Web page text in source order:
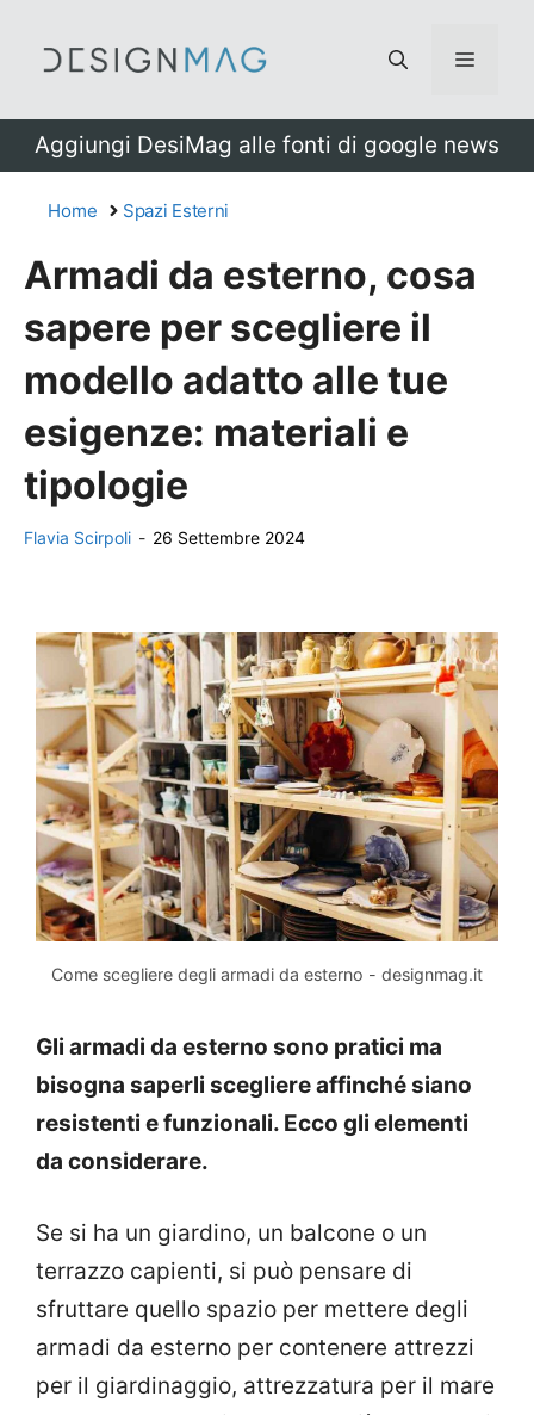
Menu
Aggiungi DesiMag alle fonti di google news
Home Spazi Esterni
Armadi da esterno, cosa
sapere per scegliere il
modello adatto alle tue
esigenze: materiali e
tipologie
Flavia Scirpoli - 26 Settembre 2024
Come scegliere degli armadi da esterno - designmag.it
Gli armadi da esterno sono pratici ma
bisogna saperli scegliere affinché siano
resistenti e funzionali. Ecco gli elementi
da considerare.
Se si ha un giardino, un balcone o un
terrazzo capienti, si può pensare di
sfruttare quello spazio per mettere degli
armadi da esterno per contenere attrezzi
per il giardinaggio, attrezzatura per il mare